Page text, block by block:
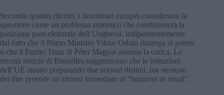
Secondo quanto riferito, i funzionari europei considerano la
questione come un problema sistemico che condizionerà la
posizione post-elettorale dell’Ungheria, indipendentemente
dal fatto che il Primo Ministro Viktor Orbán rimanga al potere
o che il Partito Tisza di Péter Magyar assuma la carica. Le
recenti notizie di Bruxelles suggeriscono che le istituzioni
dell’UE stanno preparando due scenari distinti, ma nessuno
dei due prevede un ritorno immediato al “business as usual”.